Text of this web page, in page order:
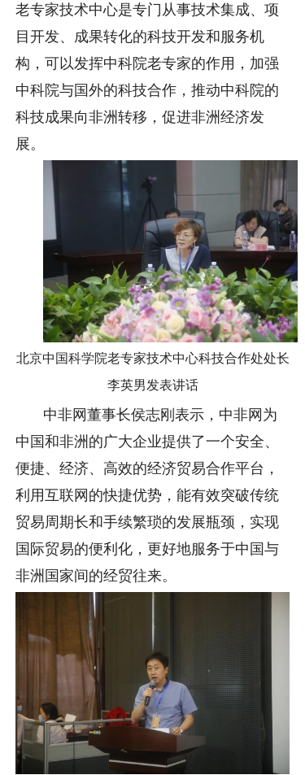
老专家技术中心是专门从事技术集成、项
目开发、成果转化的科技开发和服务机
构，可以发挥中科院老专家的作用，加强
中科院与国外的科技合作，推动中科院的
科技成果向非洲转移，促进非洲经济发
展。
北京中国科学院老专家技术中心科技合作处处长
李英男发表讲话
中非网董事长侯志刚表示，中非网为
中国和非洲的广大企业提供了一个安全、
便捷、经济、高效的经济贸易合作平台，
利用互联网的快捷优势，能有效突破传统
贸易周期长和手续繁琐的发展瓶颈，实现
国际贸易的便利化，更好地服务于中国与
非洲国家间的经贸往来。